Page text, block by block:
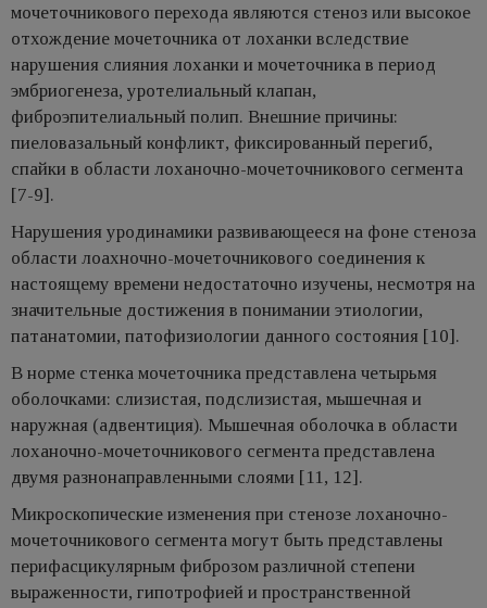
мочеточникового перехода являются стеноз или высокое
отхождение мочеточника от лоханки вследствие
нарушения слияния лоханки и мочеточника в период
эмбриогенеза, уротелиальный клапан,
фиброэпителиальный полип. Внешние причины:
пиеловазальный конфликт, фиксированный перегиб,
спайки в области лоханочно-мочеточникового сегмента
[7-9].
Нарушения уродинамики развивающееся на фоне стеноза
области лоахночно-мочеточникового соединения к
настоящему времени недостаточно изучены, несмотря на
значительные достижения в понимании этиологии,
патанатомии, патофизиологии данного состояния [10].
В норме стенка мочеточника представлена четырьмя
оболочками: слизистая, подслизистая, мышечная и
наружная (адвентиция). Мышечная оболочка в области
лоханочно-мочеточникового сегмента представлена
двумя разнонаправленными слоями [11, 12].
Микроскопические изменения при стенозе лоханочно-
мочеточникового сегмента могут быть представлены
перифасцикулярным фиброзом различной степени
выраженности, гипотрофией и пространственной